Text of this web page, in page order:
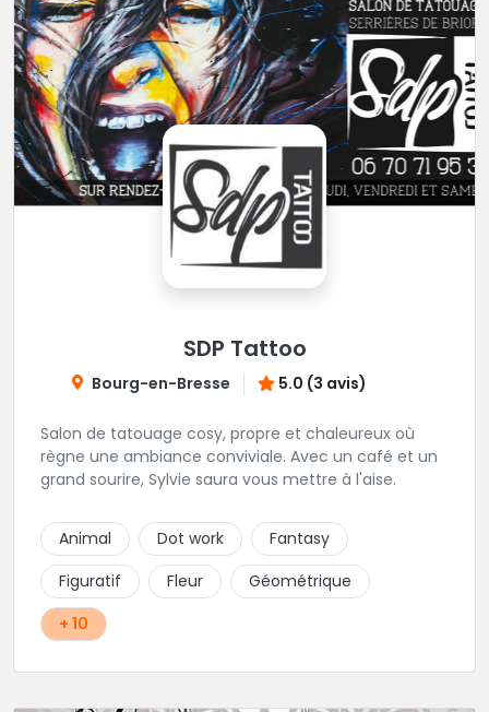
SDP Tattoo
Bourg-en-Bresse 5.0 (3 avis)
Salon de tatouage cosy, propre et chaleureux où
règne une ambiance conviviale. Avec un café et un
grand sourire, Sylvie saura vous mettre à l'aise.
Animal Dot work
Fantasy
Figuratif
Fleur
Géométrique
+ 10